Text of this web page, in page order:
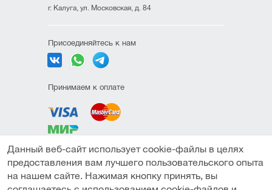
г. Калуга, ул. Московская, д. 84
Присоединяйтесь к нам
Принимаем к оплате
конфиденциальности
Данный веб-сайт использует cookie-файлы в целях
предоставления вам лучшего пользовательского опыта
на нашем сайте. Нажимая кнопку принять, вы